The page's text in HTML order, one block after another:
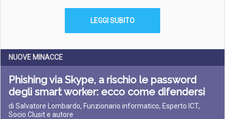
LEGGI SUBITO
NUOVE MINACCE
Phishing via Skype, a rischio le password
degli smart worker: ecco come difendersi
di Salvatore Lombardo, Funzionario informatico, Esperto ICT,
Socio Clusit e autore